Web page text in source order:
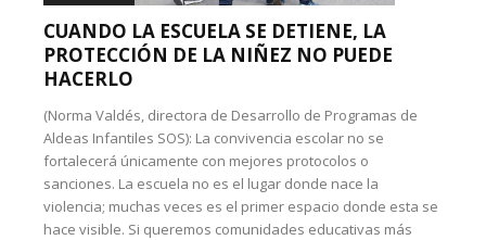
CUANDO LA ESCUELA SE DETIENE, LA
PROTECCIÓN DE LA NIÑEZ NO PUEDE
HACERLO
(Norma Valdés, directora de Desarrollo de Programas de
Aldeas Infantiles SOS): La convivencia escolar no se
fortalecerá únicamente con mejores protocolos o
sanciones. La escuela no es el lugar donde nace la
violencia; muchas veces es el primer espacio donde esta se
hace visible. Si queremos comunidades educativas más